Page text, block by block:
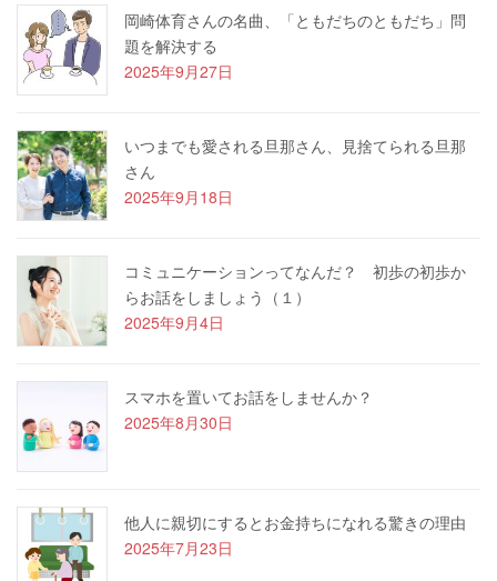
岡崎体育さんの名曲、「ともだちのともだち」問
題を解決する
2025年9月27日
いつまでも愛される旦那さん、見捨てられる旦那
さん
2025年9月18日
コミュニケーションってなんだ？ 初歩の初歩か
らお話をしましょう（１）
2025年9月4日
スマホを置いてお話をしませんか？
2025年8月30日
他人に親切にするとお金持ちになれる驚きの理由
2025年7月23日